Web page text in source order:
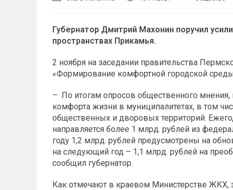
Губернатор Дмитрий Махонин поручил
пространствах Прикамья.
2 ноября на заседании правительства
«Формирование комфортной городской
– По итогам опросов общественного
комфорта жизни в муниципалитетах, в том
общественных и дворовых территорий.
направляется более 1 млрд. рублей из
году 1,2 млрд. рублей предусмотрены на
на следующий год – 1,1 млрд. рублей на
сообщил губернатор.
Как отмечают в краевом Министерстве ЖКХ,